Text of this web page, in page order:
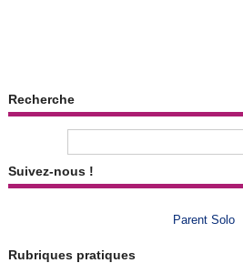
Recherche
Suivez-nous !
Parent Solo
Rubriques pratiques